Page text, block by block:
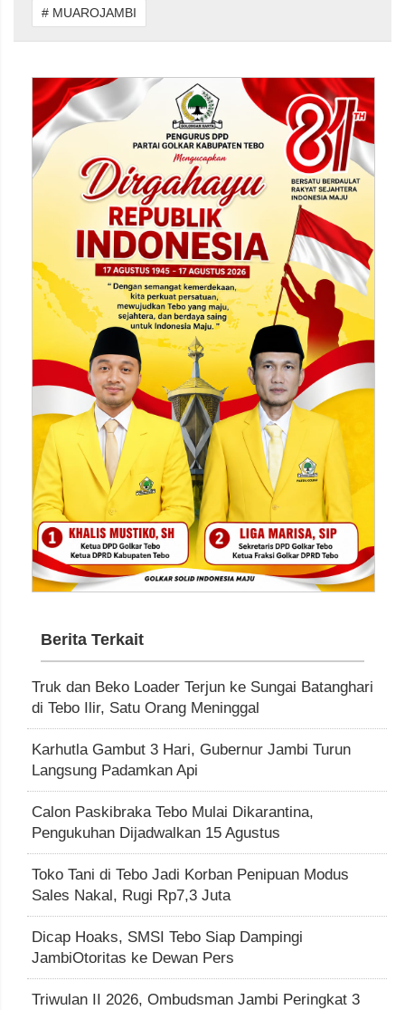
# MUAROJAMBI
Berita Terkait
Truk dan Beko Loader Terjun ke Sungai Batanghari
di Tebo Ilir, Satu Orang Meninggal
Karhutla Gambut 3 Hari, Gubernur Jambi Turun
Langsung Padamkan Api
Calon Paskibraka Tebo Mulai Dikarantina,
Pengukuhan Dijadwalkan 15 Agustus
Toko Tani di Tebo Jadi Korban Penipuan Modus
Sales Nakal, Rugi Rp7,3 Juta
Dicap Hoaks, SMSI Tebo Siap Dampingi
JambiOtoritas ke Dewan Pers
Triwulan II 2026, Ombudsman Jambi Peringkat 3